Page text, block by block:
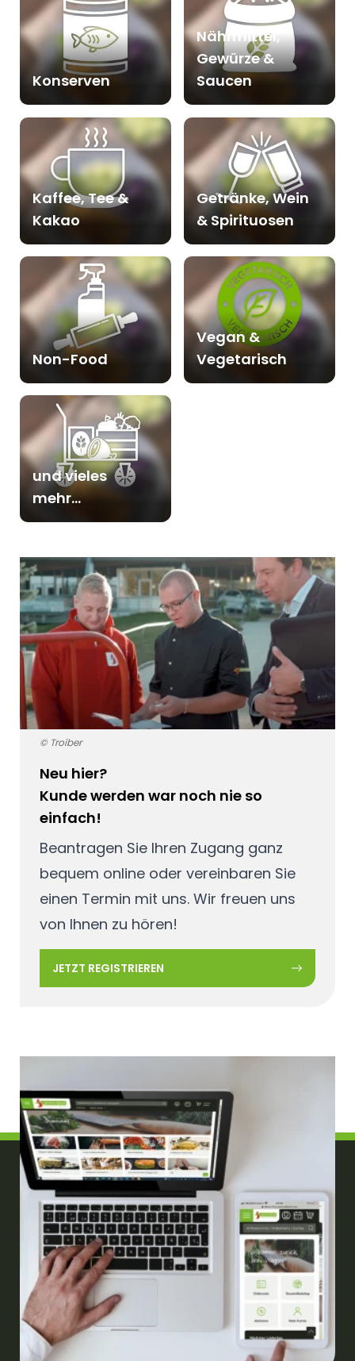
Konserven
Nährmittel,
Gewürze &
Saucen
Kaffee, Tee &
Kakao
Getränke, Wein
& Spirituosen
Non-Food
Vegan &
Vegetarisch
und vieles
mehr...
© Troiber
Neu hier?
Kunde werden war noch nie so
einfach!
Beantragen Sie Ihren Zugang ganz
bequem online oder vereinbaren Sie
einen Termin mit uns. Wir freuen uns
von Ihnen zu hören!
JETZT REGISTRIEREN